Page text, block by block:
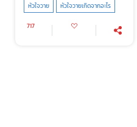
หัวใจวาย
หัวใจวายเกิดจากอะไร
717